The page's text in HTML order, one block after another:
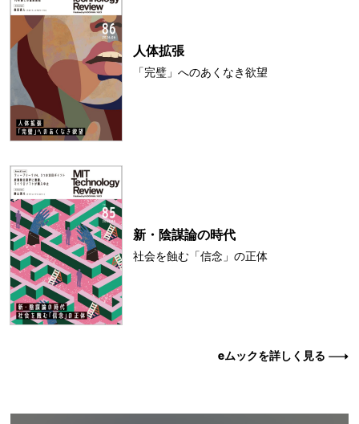
人体拡張
「完璧」へのあくなき欲望
新・陰謀論の時代
社会を蝕む「信念」の正体
eムックを詳しく見る